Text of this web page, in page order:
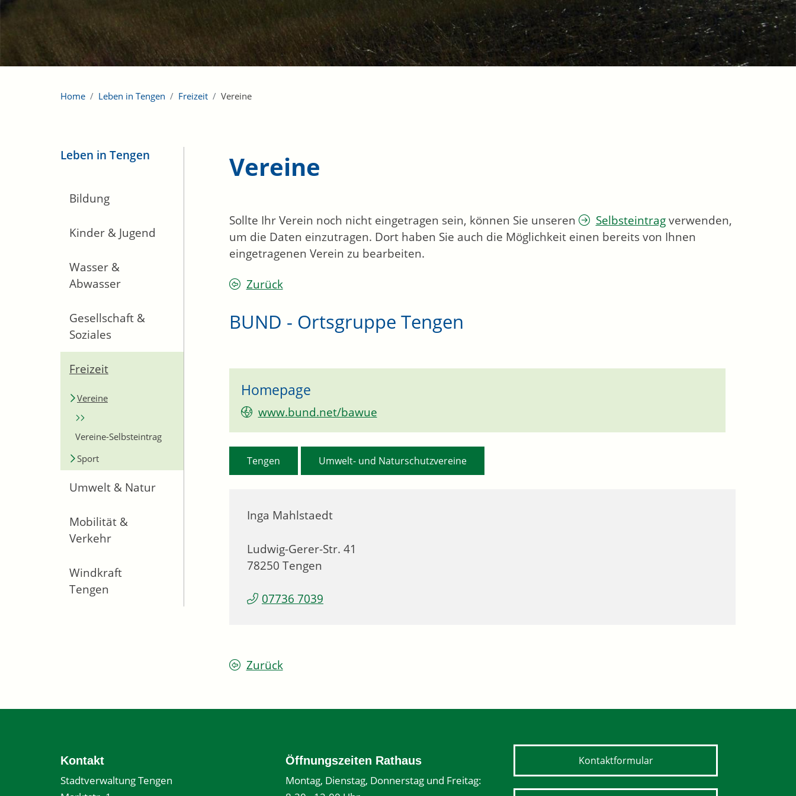
Home Leben in Tengen Freizeit Vereine
Leben in Tengen
Bildung
Kinder & Jugend
Wasser &
Abwasser
Gesellschaft &
Soziales
Freizeit
Vereine
Vereine-Selbsteintrag
Sport
Umwelt & Natur
Mobilität &
Verkehr
Windkraft
Tengen
Vereine
Sollte Ihr Verein noch nicht eingetragen sein, können Sie unseren Selbsteintragverwenden,
um die Daten einzutragen. Dort haben Sie auch die Möglichkeit einen bereits von Ihnen
eingetragenen Verein zu bearbeiten.
Zurück
BUND - Ortsgruppe Tengen
Homepage
www.bund.net/bawue
Inga Mahlstaedt
Ludwig-Gerer-Str. 41
78250 Tengen
07736 7039
Tengen Umwelt- und Naturschutzvereine
Zurück
Kontakt
Stadtverwaltung Tengen
Öffnungszeiten Rathaus
Montag, Dienstag, Donnerstag und Freitag:
Kontaktformular